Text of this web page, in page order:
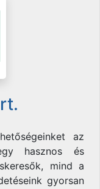
az
hasznos és
mind a
gyorsan